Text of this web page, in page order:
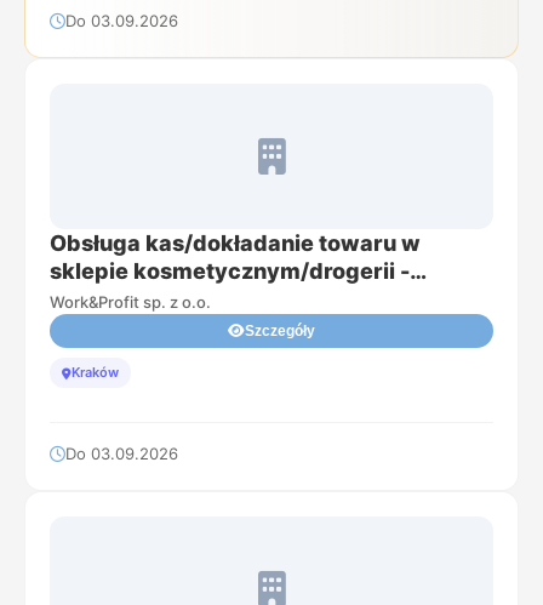
Do 03.09.2026
Obsługa kas/dokładanie towaru w
sklepie kosmetycznym/drogerii -
Kraków
Work&Profit sp. z o.o.
Szczegóły
Kraków
Do 03.09.2026